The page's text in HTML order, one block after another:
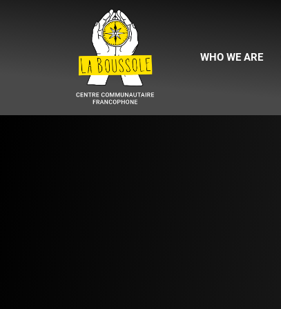
WHO WE ARE